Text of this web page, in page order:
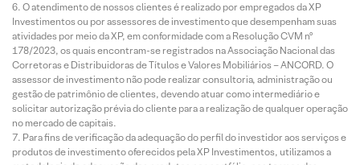
O atendimento de nossos clientes é realizado por empregados da XP
Investimentos ou por assessores de investimento que desempenham suas
atividades por meio da XP, em conformidade com a Resolução CVM nº
178/2023, os quais encontram-se registrados na Associação Nacional das
Corretoras e Distribuidoras de Títulos e Valores Mobiliários – ANCORD. O
assessor de investimento não pode realizar consultoria, administração ou
gestão de patrimônio de clientes, devendo atuar como intermediário e
solicitar autorização prévia do cliente para a realização de qualquer operação
no mercado de capitais.
Para fins de verificação da adequação do perfil do investidor aos serviços e
produtos de investimento oferecidos pela XP Investimentos, utilizamos a